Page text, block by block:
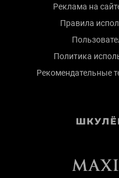
Реклама на
Правила
Политика
Рекомендательные